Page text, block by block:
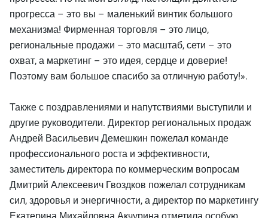
прогресса – это вы – маленький винтик большого
механизма! Фирменная торговля – это лицо,
региональные продажи – это масштаб, сети – это
охват, а маркетинг – это идея, сердце и доверие!
Поэтому вам большое спасибо за отличную работу!».
Также с поздравлениями и напутствиями выступили и
другие руководители. Директор региональных продаж
Андрей Васильевич Демешкин пожелал команде
профессионального роста и эффективности,
заместитель директора по коммерческим вопросам
Дмитрий Алексеевич Гвоздков пожелал сотрудникам
сил, здоровья и энергичности, а директор по маркетингу